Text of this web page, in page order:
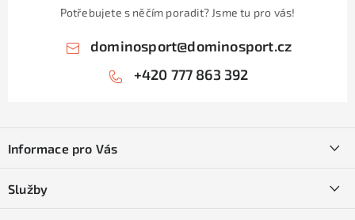
Potřebujete s něčím poradit? Jsme tu pro vás!
dominosport@dominosport.cz
+420 777 863 392
pInformace pro Vás
Služby